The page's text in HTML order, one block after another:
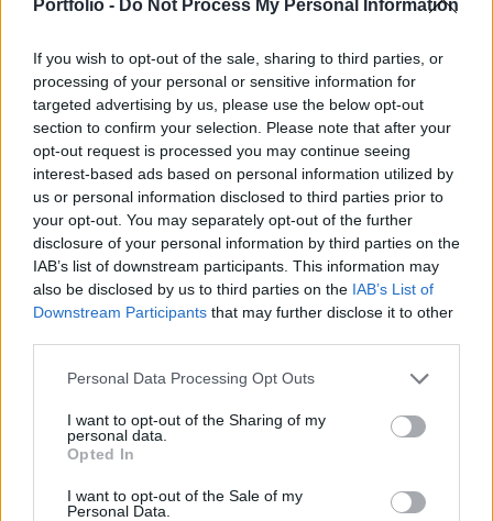
Portfolio - Do Not Process My Personal Information
If you wish to opt-out of the sale, sharing to third parties, or
processing of your personal or sensitive information for
targeted advertising by us, please use the below opt-out
section to confirm your selection. Please note that after your
opt-out request is processed you may continue seeing
interest-based ads based on personal information utilized by
us or personal information disclosed to third parties prior to
your opt-out. You may separately opt-out of the further
disclosure of your personal information by third parties on the
IAB’s list of downstream participants. This information may
also be disclosed by us to third parties on the IAB’s List of
Downstream Participants that may further disclose it to other
Personal Data Processing Opt Outs
I want to opt-out of the Sharing of my
personal data.
Opted In
I want to opt-out of the Sale of my
Personal Data.
Wolfgang Schäuble, német pénzügyminiszter szerint
Görögország még tíz évig külső segítségre szorul. "Teljesen
világos, hogy Görögország -azzal ellentétben, mint ahogy
2010-ben gondolták - 2012-ben nem tud visszatérni a
pénzpiacra" - nyilatkozta Schäuble a Wirtschaftswoche
nevű német lapnak. "Ahhoz, hogy Görögország ismét
versenyképes legyen inkább egy évtizednek kell...
KEDVES OLVASÓNK!
A keresett cikk a portfolio.hu hírarchívumához
tartozik, melynek olvasása előfizetéses
Az előfizetés a következőket tartalmazza:
Kötéslisták: BÉT elmúlt 2 év napon belüli